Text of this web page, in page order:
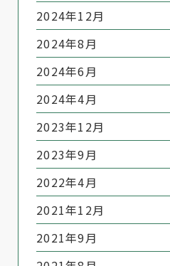
2024年12月
2024年8月
2024年6月
2024年4月
2023年12月
2023年9月
2022年4月
2021年12月
2021年9月